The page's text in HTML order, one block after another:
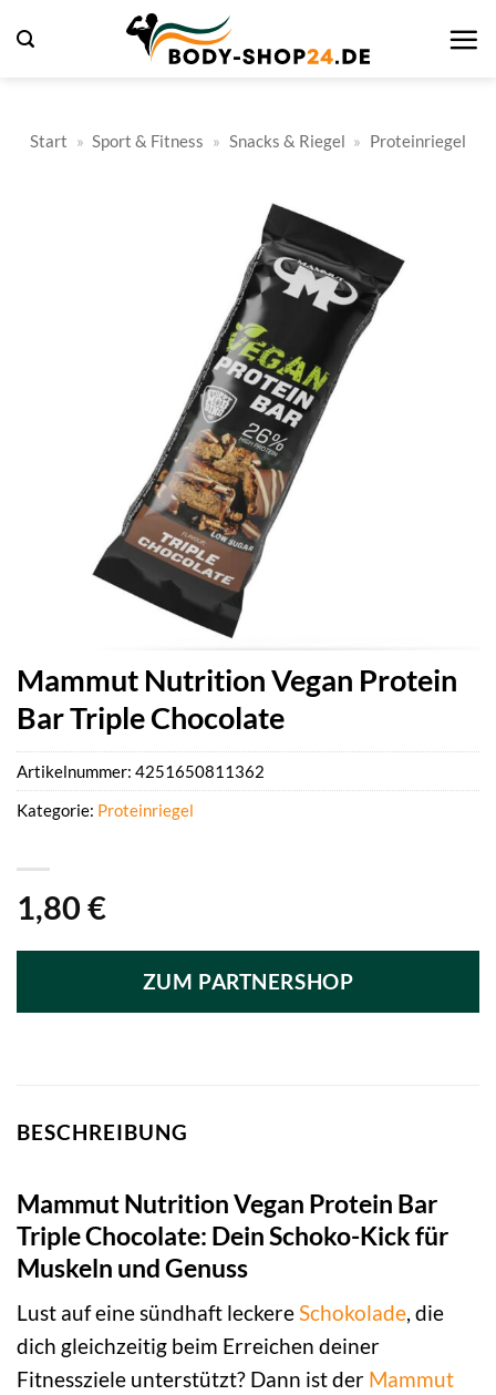
Inhalt
Start » Sport & Fitness » Snacks & Riegel » Proteinriegel
Mammut Nutrition Vegan Protein
Bar Triple Chocolate
1,80 €
ZUM PARTNERSHOP
Artikelnummer: 4251650811362
Kategorie: Proteinriegel
BESCHREIBUNG
Mammut Nutrition Vegan Protein Bar
Triple Chocolate: Dein Schoko-Kick für
Muskeln und Genuss
Lust auf eine sündhaft leckereSchokolade, die
dich gleichzeitig beim Erreichen deiner
Fitnessziele unterstützt? Dann ist der Mammut